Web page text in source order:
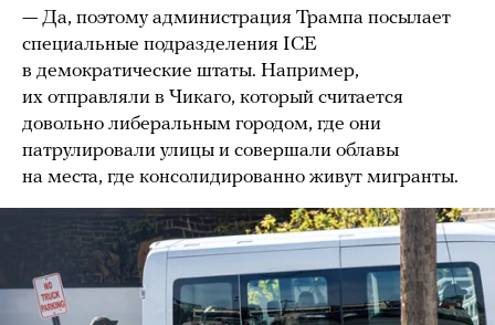
— Да, поэтому администрация Трампа посылает
специальные подразделения ICE
в демократические штаты. Например,
их отправляли в Чикаго, который считается
довольно либеральным городом, где они
патрулировали улицы и совершали облавы
на места, где консолидированно живут мигранты.